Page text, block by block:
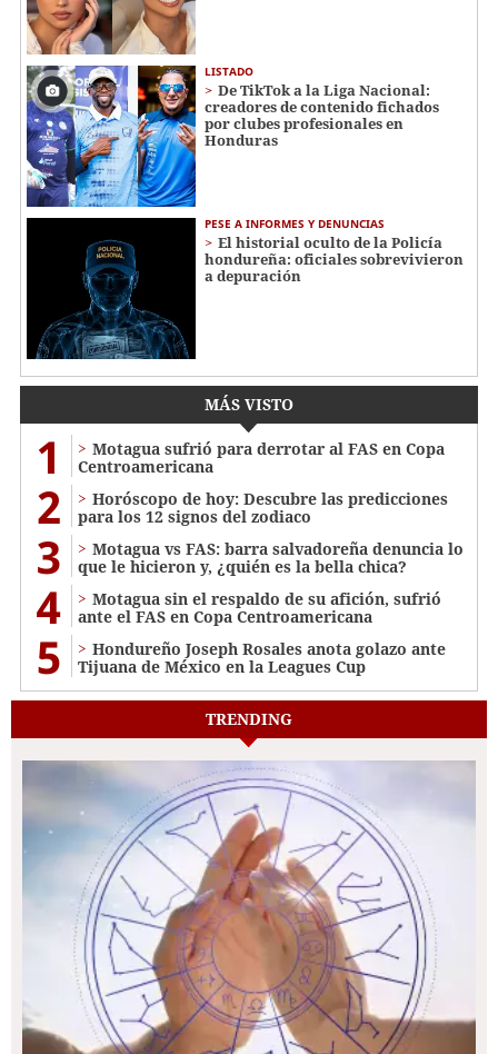
LISTADO
De TikTok a la Liga Nacional:
creadores de contenido fichados
por clubes profesionales en
Honduras
PESE A INFORMES Y DENUNCIAS
El historial oculto de la Policía
hondureña: oficiales sobrevivieron
a depuración
MÁS VISTO
1
Motagua sufrió para derrotar al FAS en Copa
Centroamericana
2
Horóscopo de hoy: Descubre las predicciones
para los 12 signos del zodiaco
3
Motagua vs FAS: barra salvadoreña denuncia lo
que le hicieron y, ¿quién es la bella chica?
4
Motagua sin el respaldo de su afición, sufrió
ante el FAS en Copa Centroamericana
5
Hondureño Joseph Rosales anota golazo ante
Tijuana de México en la Leagues Cup
TRENDING